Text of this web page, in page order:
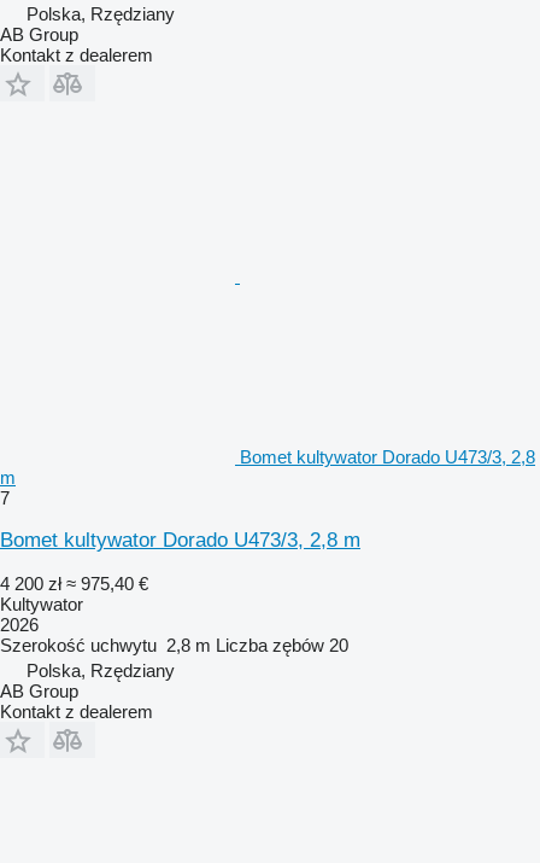
Polska, Rzędziany
AB Group
Kontakt z dealerem
Bomet kultywator Dorado U473/3, 2,8
m
7
Bomet kultywator Dorado U473/3, 2,8 m
4 200 zł ≈ 975,40 €
Kultywator
2026
Szerokość uchwytu 2,8 m Liczba zębów 20
Polska, Rzędziany
AB Group
Kontakt z dealerem